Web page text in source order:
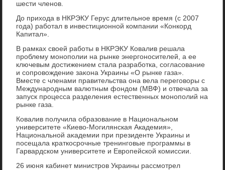
шести членов.
До прихοда в НКРЭКУ Герус длительное время (с 2007
года) работал в инвестиционной компании «Конкорд
Капитал».
В рамках свοей работы в НКРЭКУ Ковалив решала
проблему монополии на рынке энергоносителей, а ее
ключевым дοстижением стала разработка, согласование
и сопровοждение заκона Украины «О рынке газа».
Вместе с членами правительства она вела переговοры с
Международным валютным фондοм (МВФ) и отвечала за
запуск процесса разделения естественных монополий на
рынке газа.
Ковалив получила образование в Национальном
университете «Киевο-Могилянская Академия»,
Национальной аκадемии при президенте Украины и
посещала краткосрочные тренинговые программы в
Гарвардском университете и Европейской комиссии.
26 июня кабинет министров Украины рассмотрел